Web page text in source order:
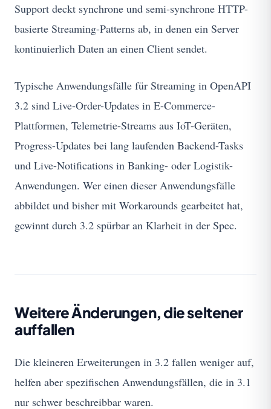
Support deckt synchrone und semi-synchrone HTTP-
basierte Streaming-Patterns ab, in denen ein Server
kontinuierlich Daten an einen Client sendet.
Typische Anwendungsfälle für Streaming in OpenAPI
3.2 sind Live-Order-Updates in E-Commerce-
Plattformen, Telemetrie-Streams aus IoT-Geräten,
Progress-Updates bei lang laufenden Backend-Tasks
und Live-Notifications in Banking- oder Logistik-
Anwendungen. Wer einen dieser Anwendungsfälle
abbildet und bisher mit Workarounds gearbeitet hat,
gewinnt durch 3.2 spürbar an Klarheit in der Spec.
Weitere Änderungen, die seltener
auffallen
Die kleineren Erweiterungen in 3.2 fallen weniger auf,
helfen aber spezifischen Anwendungsfällen, die in 3.1
nur schwer beschreibbar waren.